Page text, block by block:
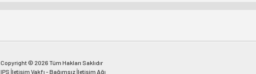
Copyright © 2026 Tüm Hakları Saklıdır
IPS İletişim Vakfı - Bağımsız İletişim Ağı